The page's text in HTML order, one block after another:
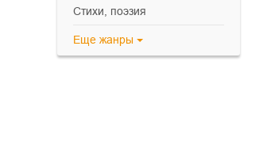
cтихи, поэзия
Еще жанры